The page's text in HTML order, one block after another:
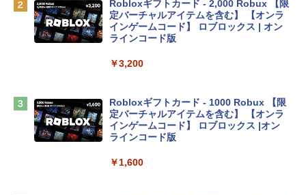
tomtoc 360°保護 15.6 16インチ パソコ
ンケース Dell NEC Lavie ASUS HP dyna
【Amazon.co.jp限定】 HP ノートパソコ
ン 15-fd 15.6インチ 16GBメモリ 512GB
SSD インテル Core 5
￥129,800
Robloxギフトカード - 2,000 Robux 【限
定バーチャルアイテムを含む】 【オンラ
インゲームコード】 ロブロックス | オン
ラインコード版
￥3,200
Robloxギフトカード - 1000 Robux 【限
定バーチャルアイテムを含む】 【オンラ
インゲームコード】 ロブロックス |オン
ラインコード版
￥1,600